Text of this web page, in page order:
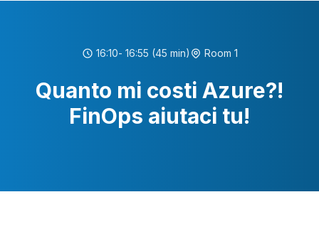
16:10- 16:55 (45 min) Room 1
Quanto mi costi Azure?!
FinOps aiutaci tu!